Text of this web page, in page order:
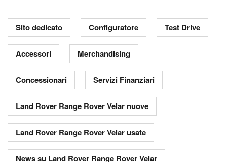
Sito dedicato Configuratore Test Drive
Accessori Merchandising
Concessionari Servizi Finanziari
Land Rover Range Rover Velar nuove
Land Rover Range Rover Velar usate
News su Land Rover Range Rover Velar